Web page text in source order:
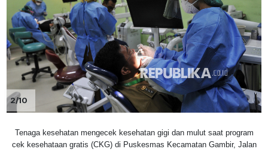
2/10
Tenaga kesehatan mengecek kesehatan gigi dan mulut saat program
cek kesehataan gratis (CKG) di Puskesmas Kecamatan Gambir, Jalan